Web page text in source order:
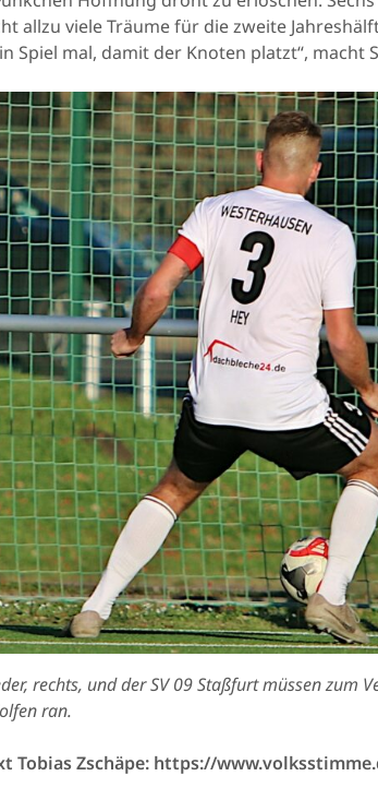
allzu viele Träume für die zweite
Spiel mal, damit der Knoten platzt“,
rechts, und der SV 09 Staßfurt müssen zum
ran.
Tobias Zschäpe: https://